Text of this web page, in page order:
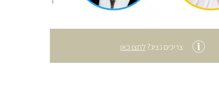
צריכים נציג?לחצו כאן